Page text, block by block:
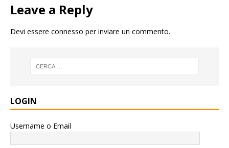
Leave a Reply
Devi essere connesso per inviare un commento.
LOGIN
Username o Email